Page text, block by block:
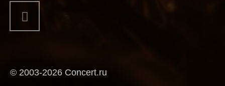
© 2003-2026 Concert.ru